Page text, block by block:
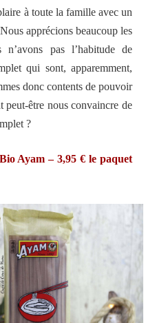
à toute la famille avec un
apprécions beaucoup les
pas l’habitude de
qui sont, apparemment,
donc contents de pouvoir
être nous convaincre de
?
Ayam – 3,95 € le paquet